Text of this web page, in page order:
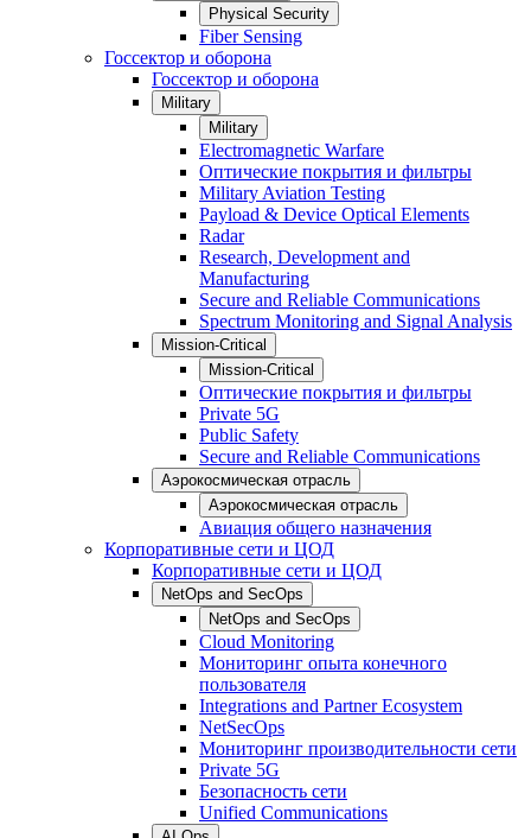
Physical Security
Fiber Sensing
Госсектор и оборона
Госсектор и оборона
Military
Military
Electromagnetic Warfare
Оптические покрытия и фильтры
Military Aviation Testing
Payload & Device Optical Elements
Radar
Research, Development and
Manufacturing
Secure and Reliable Communications
Spectrum Monitoring and Signal Analysis
Mission-Critical
Mission-Critical
Оптические покрытия и фильтры
Private 5G
Public Safety
Secure and Reliable Communications
Аэрокосмическая отрасль
Аэрокосмическая отрасль
Авиация общего назначения
Корпоративные сети и ЦОД
Корпоративные сети и ЦОД
NetOps and SecOps
NetOps and SecOps
Cloud Monitoring
Мониторинг опыта конечного
пользователя
Integrations and Partner Ecosystem
NetSecOps
Мониторинг производительности сети
Private 5G
Безопасность сети
Unified Communications